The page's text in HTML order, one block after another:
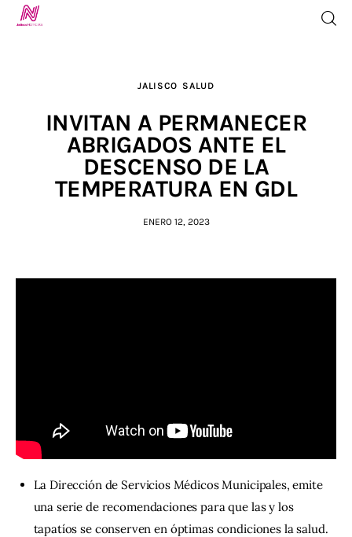
Inicio
TV en Vivo
Jalisco Noticias
JALISCO SALUD
INVITAN A PERMANECER
ABRIGADOS ANTE EL
DESCENSO DE LA
TEMPERATURA EN GDL
ENERO 12, 2023
La Dirección de Servicios Médicos Municipales, emite
una serie de recomendaciones para que las y los
tapatíos se conserven en óptimas condiciones la salud.